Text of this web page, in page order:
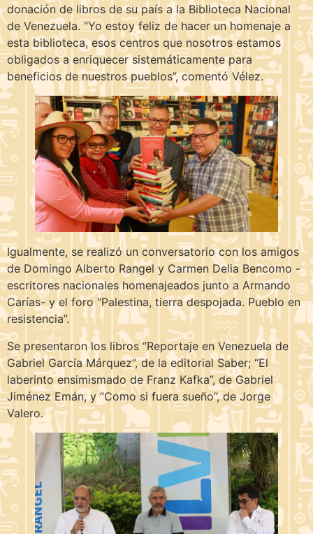
donación de libros de su país a la Biblioteca Nacional
de Venezuela. “Yo estoy feliz de hacer un homenaje a
esta biblioteca, esos centros que nosotros estamos
obligados a enriquecer sistemáticamente para
beneficios de nuestros pueblos”, comentó Vélez.
Igualmente, se realizó un conversatorio con los amigos
de Domingo Alberto Rangel y Carmen Delia Bencomo -
escritores nacionales homenajeados junto a Armando
Carías- y el foro “Palestina, tierra despojada. Pueblo en
resistencia”.
Se presentaron los libros “Reportaje en Venezuela de
Gabriel García Márquez”, de la editorial Saber; “El
laberinto ensimismado de Franz Kafka”, de Gabriel
Jiménez Emán, y “Como si fuera sueño”, de Jorge
Valero.